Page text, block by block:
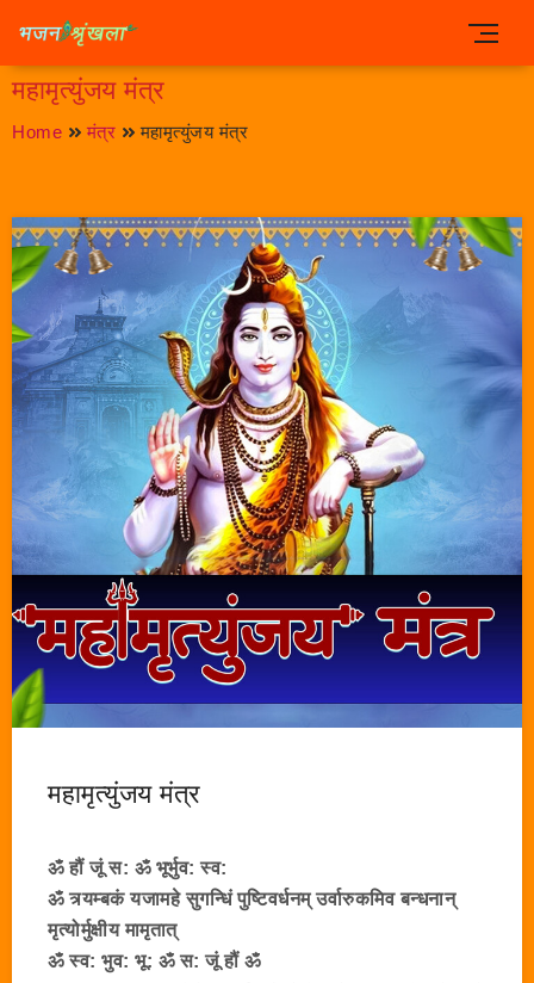
महामृत्युंजय मंत्र
Home मंत्र महामृत्युंजय मंत्र
महामृत्युंजय मंत्र
ॐ हौं जूं स: ॐ भूर्भुव: स्व:
ॐ त्र्यम्बकं यजामहे सुगन्धिं पुष्टिवर्धनम् उर्वारुकमिव बन्धनान्
मृत्योर्मुक्षीय मामृतात्
ॐ स्व: भुव: भू: ॐ स: जूं हौं ॐ